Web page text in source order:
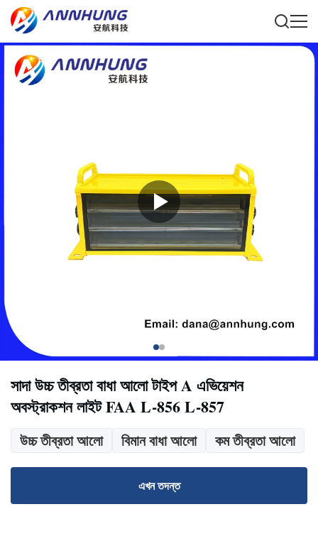
সাদা উচ্চ তীব্রতা বাধা আলো টাইপ A এভিয়েশন
অবস্ট্রাকশন লাইট FAA L-856 L-857
উচ্চ তীব্রতা আলো বিমান বাধা আলো কম তীব্রতা আলো
এখন তদন্ত